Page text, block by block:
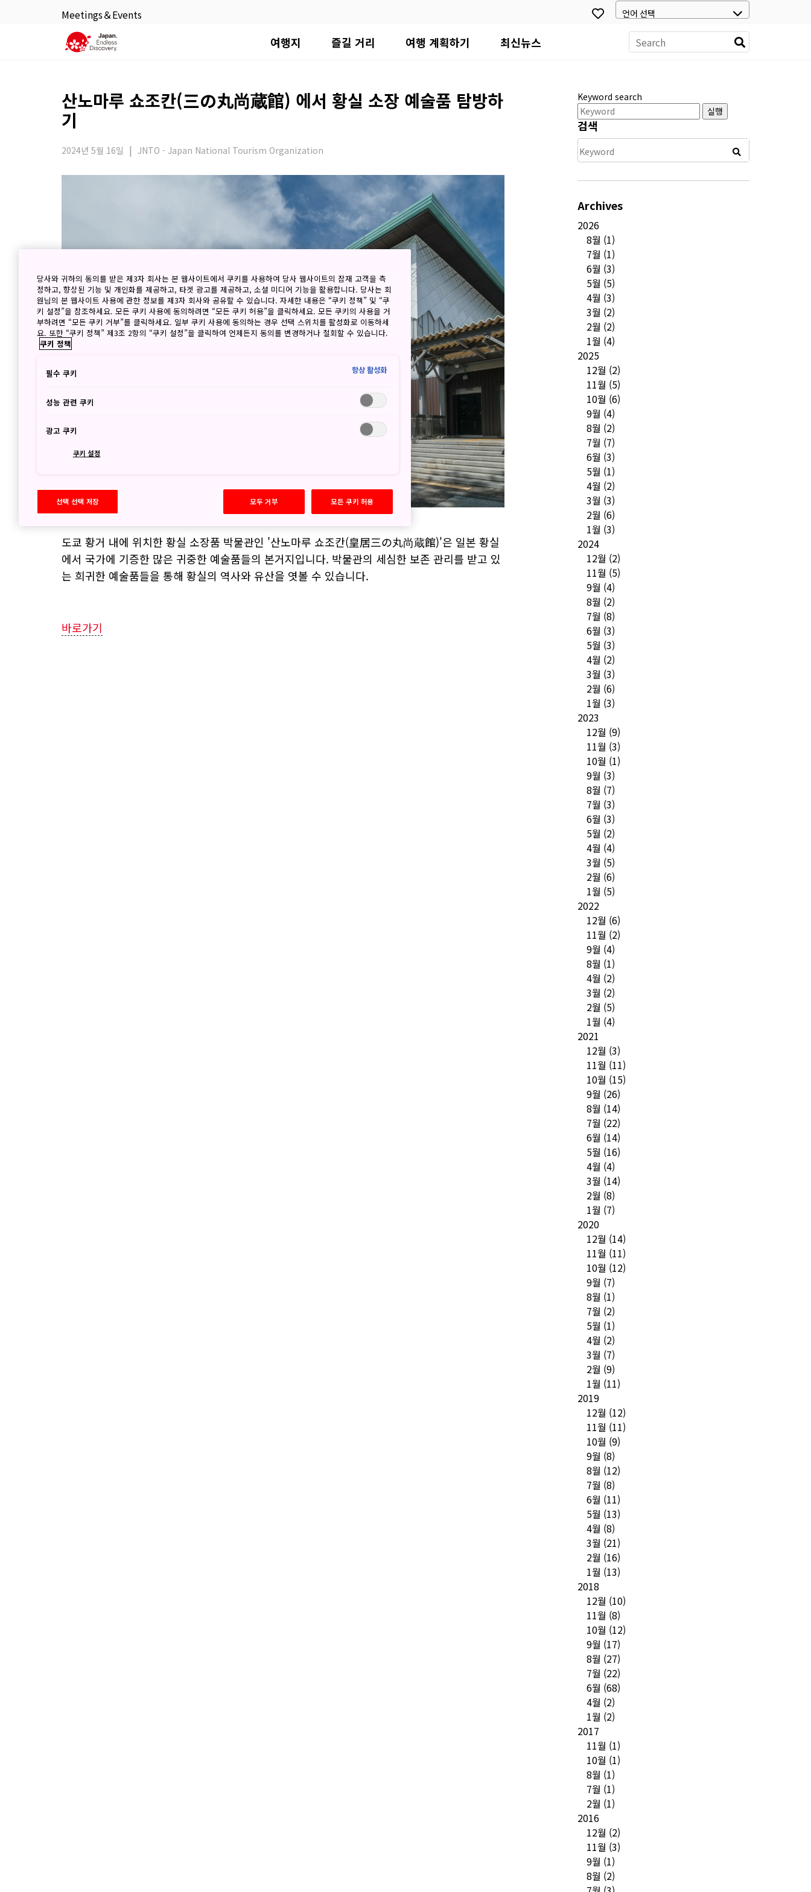
Meetings＆Events
여행지 즐길 거리 여행 계획하기 최신뉴스
산노마루 쇼조칸(三の丸尚蔵館) 에서 황실 소장 예술품 탐방하
기
2024년 5월 16일 JNTO - Japan National Tourism Organization
도쿄 황거 내에 위치한 황실 소장품 박물관인 '산노마루 쇼조칸(皇居三の丸尚蔵館)'은 일본 황실
에서 국가에 기증한 많은 귀중한 예술품들의 본거지입니다. 박물관의 세심한 보존 관리를 받고 있
는 희귀한 예술품들을 통해 황실의 역사와 유산을 엿볼 수 있습니다.
바로가기
Keyword search
실행
검색
Archives
2026
8월 (1)
7월 (1)
6월 (3)
5월 (5)
4월 (3)
3월 (2)
2월 (2)
1월 (4)
2025
12월 (2)
11월 (5)
10월 (6)
9월 (4)
8월 (2)
7월 (7)
6월 (3)
5월 (1)
4월 (2)
3월 (3)
2월 (6)
1월 (3)
2024
12월 (2)
11월 (5)
9월 (4)
8월 (2)
7월 (8)
6월 (3)
5월 (3)
4월 (2)
3월 (3)
2월 (6)
1월 (3)
2023
12월 (9)
11월 (3)
10월 (1)
9월 (3)
8월 (7)
7월 (3)
6월 (3)
5월 (2)
4월 (4)
3월 (5)
2월 (6)
1월 (5)
2022
12월 (6)
11월 (2)
9월 (4)
8월 (1)
4월 (2)
3월 (2)
2월 (5)
1월 (4)
2021
12월 (3)
11월 (11)
10월 (15)
9월 (26)
8월 (14)
7월 (22)
6월 (14)
5월 (16)
4월 (4)
3월 (14)
2월 (8)
1월 (7)
2020
12월 (14)
11월 (11)
10월 (12)
9월 (7)
8월 (1)
7월 (2)
5월 (1)
4월 (2)
3월 (7)
2월 (9)
1월 (11)
2019
12월 (12)
11월 (11)
10월 (9)
9월 (8)
8월 (12)
7월 (8)
6월 (11)
5월 (13)
4월 (8)
3월 (21)
2월 (16)
1월 (13)
2018
12월 (10)
11월 (8)
10월 (12)
9월 (17)
8월 (27)
7월 (22)
6월 (68)
4월 (2)
1월 (2)
2017
11월 (1)
10월 (1)
8월 (1)
7월 (1)
2월 (1)
2016
12월 (2)
11월 (3)
9월 (1)
8월 (2)
당사와 귀하의 동의를 받은 제3자 회사는 본 웹사이트에서 쿠키를 사용하여 당사 웹사이트의 잠재 고객을 측
정하고, 향상된 기능 및 개인화를 제공하고, 타겟 광고를 제공하고, 소셜 미디어 기능을 활용합니다. 당사는 회
원님의 본 웹사이트 사용에 관한 정보를 제3자 회사와 공유할 수 있습니다. 자세한 내용은 “쿠키 정책” 및 “쿠
키 설정”을 참조하세요. 모든 쿠키 사용에 동의하려면 “모든 쿠키 허용”을 클릭하세요. 모든 쿠키의 사용을 거
부하려면 “모든 쿠키 거부”를 클릭하세요. 일부 쿠키 사용에 동의하는 경우 선택 스위치를 활성화로 이동하세
요. 또한 “쿠키 정책” 제3조 2항의 “쿠키 설정”을 클릭하여 언제든지 동의를 변경하거나 철회할 수 있습니다.
쿠키 정책
필수 쿠키 항상 활성화
성능 관련 쿠키
광고 쿠키
쿠키 설정
선택 선택 저장 모두 거부 모든 쿠키 허용